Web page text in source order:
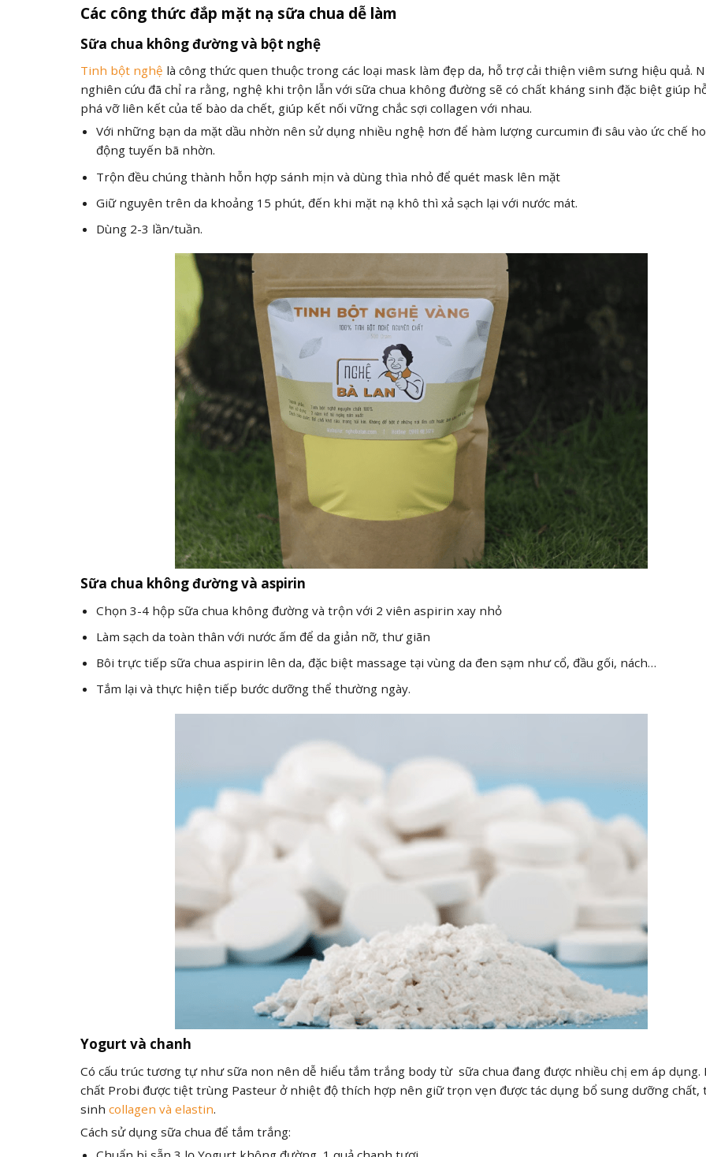
Các công thức đắp mặt nạ sữa chua dễ làm
Sữa chua không đường và bột nghệ
Tinh bột nghệ là công thức quen thuộc trong các loại mask làm đẹp da, hỗ trợ cải thiện viêm sưng hiệu quả.
nghiên cứu đã chỉ ra rằng, nghệ khi trộn lẫn với sữa chua không đường sẽ có chất kháng sinh đặc biệt giúp
phá vỡ liên kết của tế bào da chết, giúp kết nối vững chắc sợi collagen với nhau.
Với những bạn da mặt dầu nhờn nên sử dụng nhiều nghệ hơn để hàm lượng curcumin đi sâu vào ức chế
động tuyến bã nhờn.
Trộn đều chúng thành hỗn hợp sánh mịn và dùng thìa nhỏ để quét mask lên mặt
Giữ nguyên trên da khoảng 15 phút, đến khi mặt nạ khô thì xả sạch lại với nước mát.
Dùng 2-3 lần/tuần.
Sữa chua không đường và aspirin
Chọn 3-4 hộp sữa chua không đường và trộn với 2 viên aspirin xay nhỏ
Làm sạch da toàn thân với nước ấm để da giản nỡ, thư giãn
Bôi trực tiếp sữa chua aspirin lên da, đặc biệt massage tại vùng da đen sạm như cổ, đầu gối, nách…
Tắm lại và thực hiện tiếp bước dưỡng thể thường ngày.
Yogurt và chanh
Có cấu trúc tương tự như sữa non nên dễ hiểu tắm trắng body từ sữa chua đang được nhiều chị em áp dụng.
chất Probi được tiệt trùng Pasteur ở nhiệt độ thích hợp nên giữ trọn vẹn được tác dụng bổ sung dưỡng chất,
sinh collagen và elastin.
Cách sử dụng sữa chua để tắm trắng: